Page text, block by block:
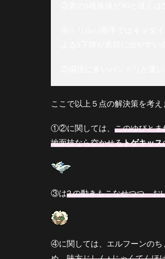
クル
4.4
対オ
ンゲ
4.5
4.6
ここで以上５点の解決策を考え
①②に関しては、 このゆびと
地面技なら空かせるトゲキッス
③は2.の動きもこなせつつ、お
④に関しては、エルフーンのち